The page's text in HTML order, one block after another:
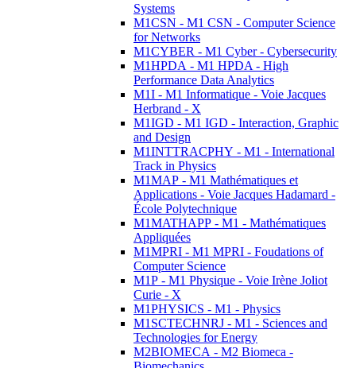
Systems
M1CSN - M1 CSN - Computer Science
for Networks
M1CYBER - M1 Cyber - Cybersecurity
M1HPDA - M1 HPDA - High
Performance Data Analytics
M1I - M1 Informatique - Voie Jacques
Herbrand - X
M1IGD - M1 IGD - Interaction, Graphic
and Design
M1INTTRACPHY - M1 - International
Track in Physics
M1MAP - M1 Mathématiques et
Applications - Voie Jacques Hadamard -
École Polytechnique
M1MATHAPP - M1 - Mathématiques
Appliquées
M1MPRI - M1 MPRI - Foudations of
Computer Science
M1P - M1 Physique - Voie Irène Joliot
Curie - X
M1PHYSICS - M1 - Physics
M1SCTECHNRJ - M1 - Sciences and
Technologies for Energy
M2BIOMECA - M2 Biomeca -